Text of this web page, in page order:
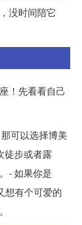
没时间陪它
！先看看自己
可以选择博美
徒步或者露
- 如果你是
想有个可爱的